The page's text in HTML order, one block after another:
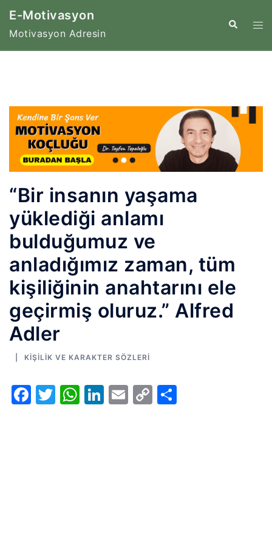
İçeriğe
E-Motivasyon
Motivasyon Adresin
Search
“Bir insanın yaşama
yüklediği anlamı
bulduğumuz ve
anladığımız zaman, tüm
kişiliğinin anahtarını ele
geçirmiş oluruz.” Alfred
Adler
KIŞILIK VE KARAKTER SÖZLERI
Facebook
Twitter
WhatsApp
LinkedIn
Email
Copy